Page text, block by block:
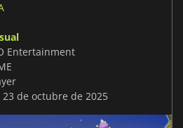
Entertainment
de octubre de 2025